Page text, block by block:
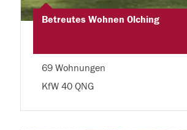
Betreutes Wohnen Olching
69 Wohnungen
KfW 40 QNG